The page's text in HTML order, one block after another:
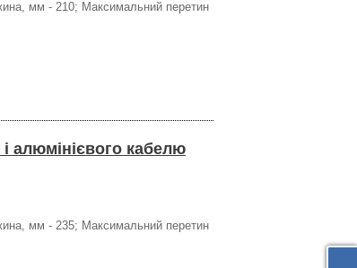
мм - 210; Максимальний перетин
алюмінієвого кабелю
мм - 235; Максимальний перетин